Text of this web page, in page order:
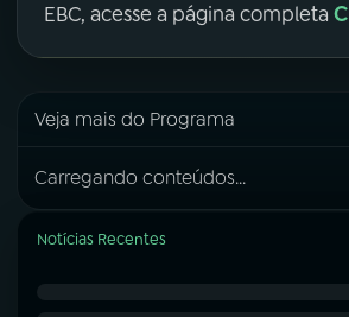
EBC, acesse a página completa
Veja mais do Programa
Carregando conteúdos...
Notícias Recentes